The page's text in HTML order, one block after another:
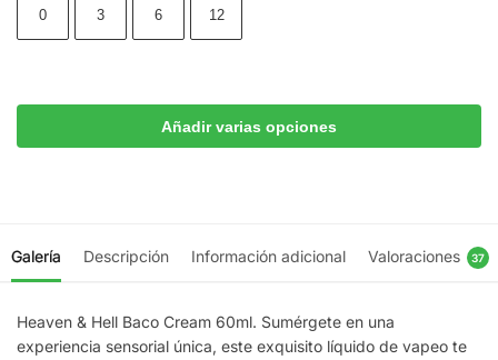
0 3 6 12
Añadir varias opciones
Galería Descripción Información adicional Valoraciones 37
Heaven & Hell Baco Cream 60ml. Sumérgete en una
experiencia sensorial única, este exquisito líquido de vapeo te